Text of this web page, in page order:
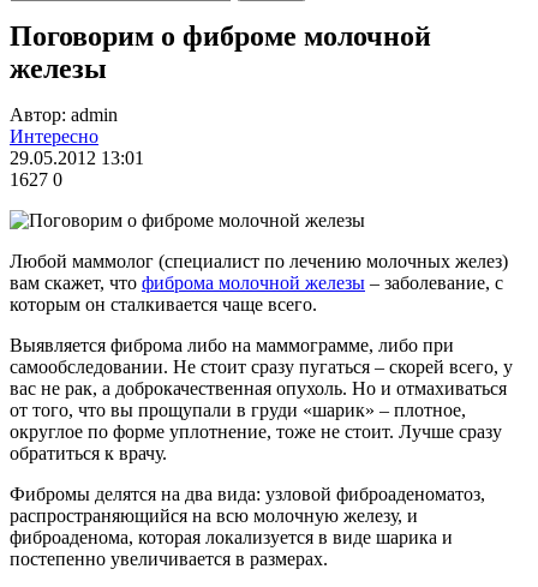
Поговорим о фиброме молочной
железы
Автор: admin
Интересно
29.05.2012 13:01
1627 0
Любой маммолог (специалист по лечению молочных желез)
вам скажет, что фиброма молочной железы – заболевание, с
которым он сталкивается чаще всего.
Выявляется фиброма либо на маммограмме, либо при
самообследовании. Не стоит сразу пугаться – скорей всего, у
вас не рак, а доброкачественная опухоль. Но и отмахиваться
от того, что вы прощупали в груди «шарик» – плотное,
округлое по форме уплотнение, тоже не стоит. Лучше сразу
обратиться к врачу.
Фибромы делятся на два вида: узловой фиброаденоматоз,
распространяющийся на всю молочную железу, и
фиброаденома, которая локализуется в виде шарика и
постепенно увеличивается в размерах.